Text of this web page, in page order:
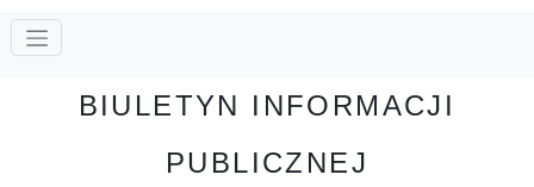
BIULETYN INFORMACJI
PUBLICZNEJ